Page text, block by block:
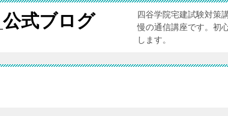
式ブログ
四谷学院宅建試験対策
慢の通信講座です。初
します。